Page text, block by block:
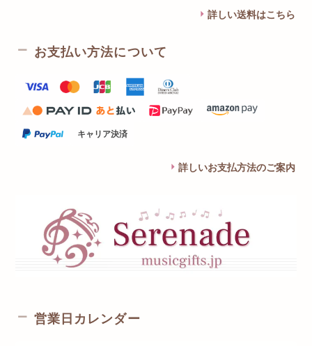
詳しい送料はこちら
お支払い方法について
キャリア決済
詳しいお支払方法のご案内
営業日カレンダー